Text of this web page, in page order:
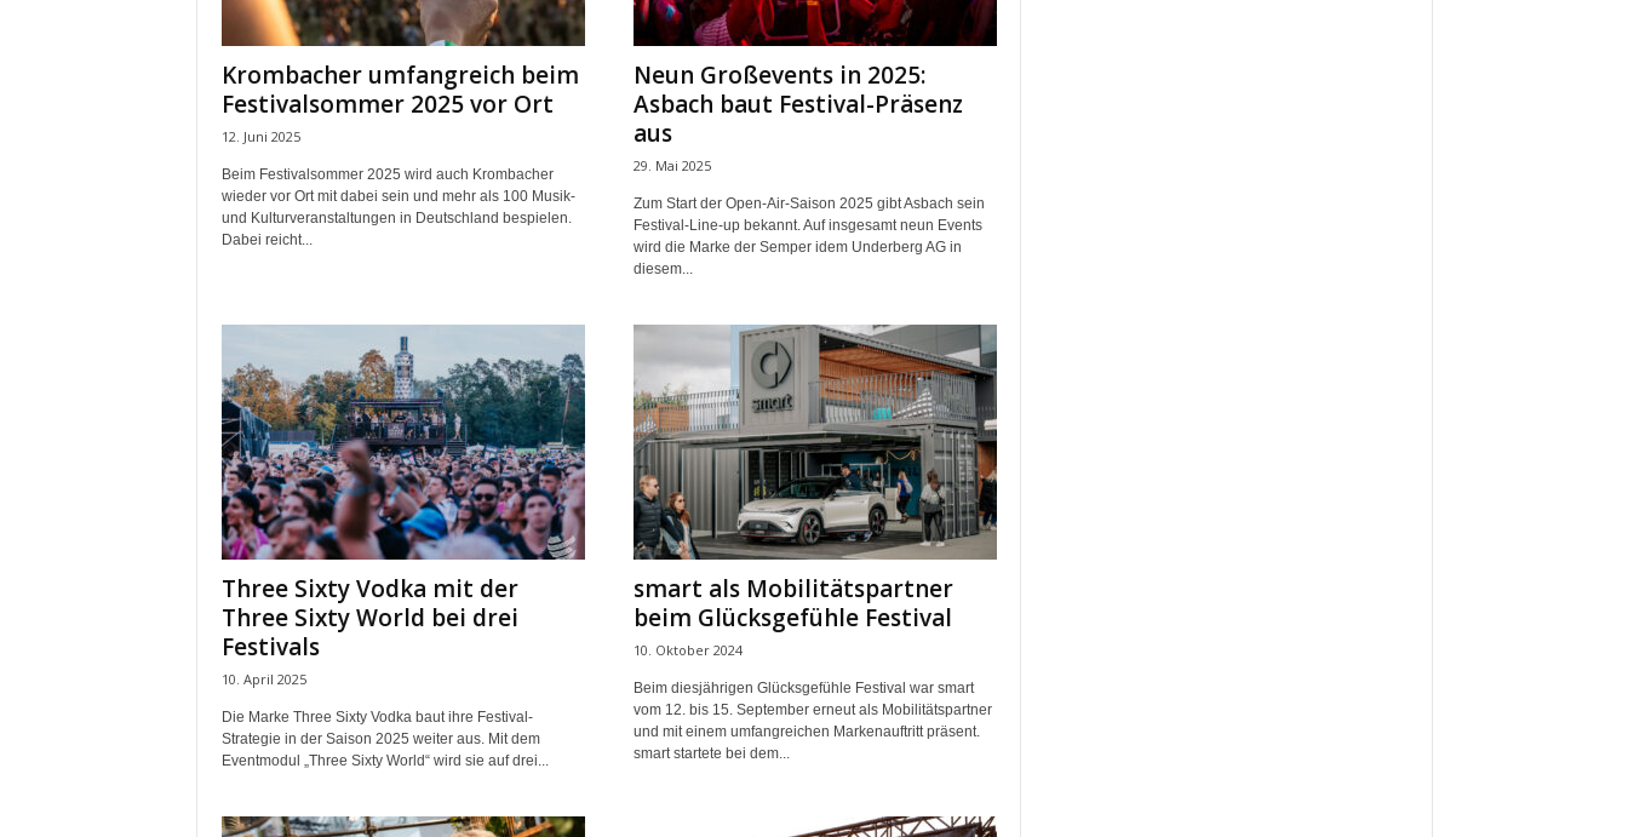
Krombacher umfangreich beim
Festivalsommer 2025 vor Ort
12. Juni 2025
Beim Festivalsommer 2025 wird auch Krombacher
wieder vor Ort mit dabei sein und mehr als 100 Musik-
und Kulturveranstaltungen in Deutschland bespielen.
Dabei reicht...
Neun Großevents in 2025:
Asbach baut Festival-Präsenz
aus
29. Mai 2025
Zum Start der Open-Air-Saison 2025 gibt Asbach sein
Festival-Line-up bekannt. Auf insgesamt neun Events
wird die Marke der Semper idem Underberg AG in
diesem...
Three Sixty Vodka mit der
Three Sixty World bei drei
Festivals
10. April 2025
Die Marke Three Sixty Vodka baut ihre Festival-
Strategie in der Saison 2025 weiter aus. Mit dem
Eventmodul „Three Sixty World“ wird sie auf drei...
smart als Mobilitätspartner
beim Glücksgefühle Festival
10. Oktober 2024
Beim diesjährigen Glücksgefühle Festival war smart
vom 12. bis 15. September erneut als Mobilitätspartner
und mit einem umfangreichen Markenauftritt präsent.
smart startete bei dem...